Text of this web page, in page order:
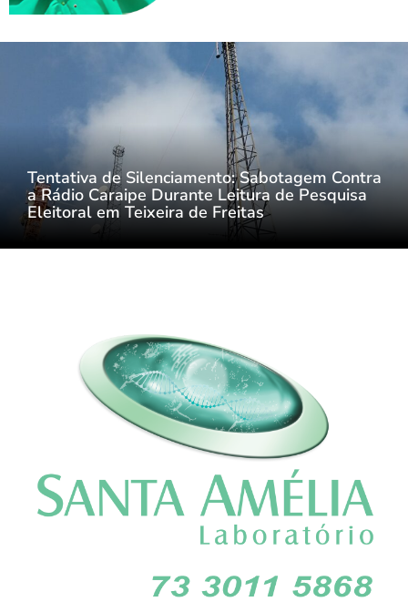
Tentativa de Silenciamento: Sabotagem Contra
a Rádio Caraipe Durante Leitura de Pesquisa
Eleitoral em Teixeira de Freitas